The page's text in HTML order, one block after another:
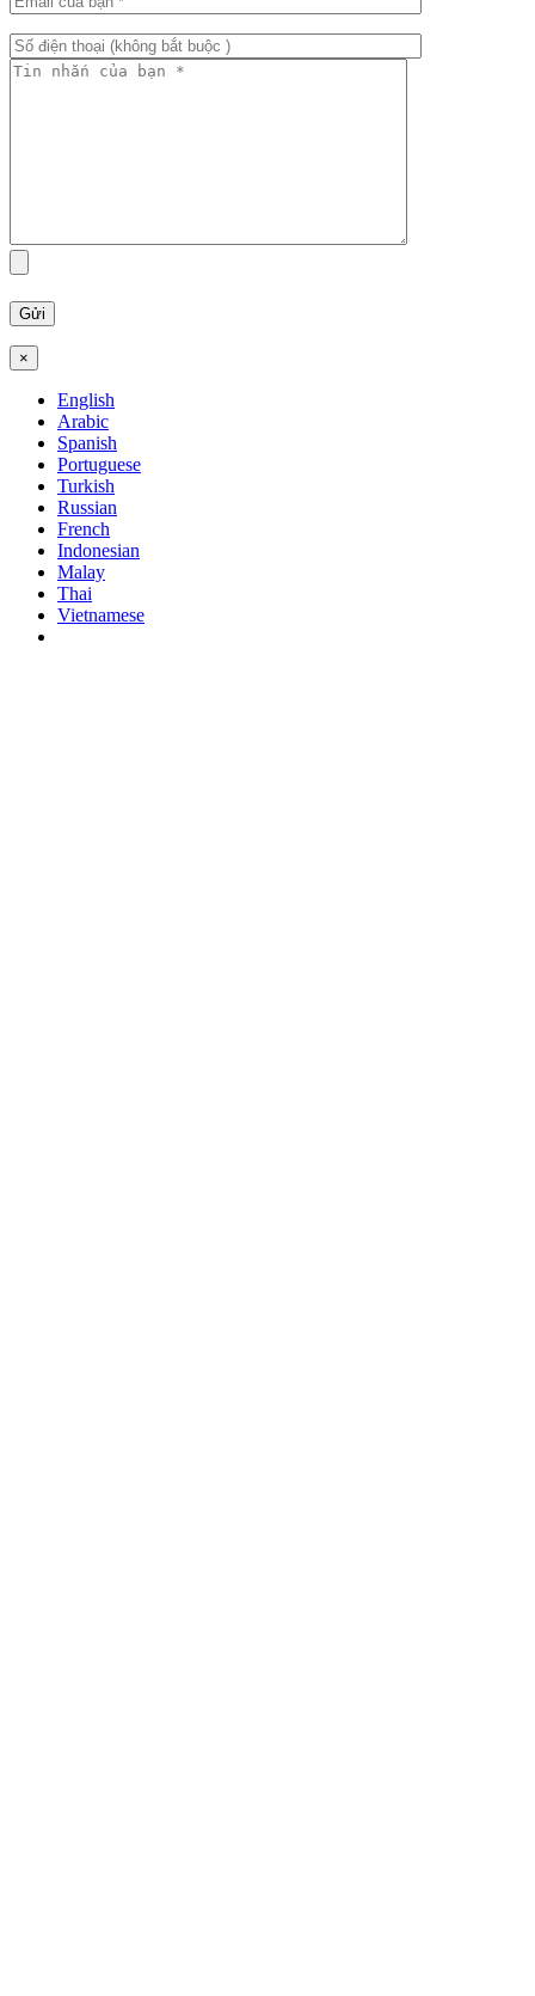
×
English
Arabic
Spanish
Portuguese
Turkish
Russian
French
Indonesian
Malay
Thai
Vietnamese